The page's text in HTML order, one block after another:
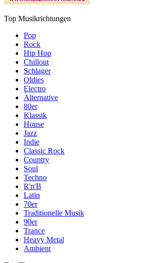
Top Musikrichtungen
Pop
Rock
Hip Hop
Chillout
Schlager
Oldies
Electro
Alternative
80er
Klassik
House
Jazz
Indie
Classic Rock
Country
Soul
Techno
R'n'B
Latin
70er
Traditionelle Musik
90er
Trance
Heavy Metal
Ambient